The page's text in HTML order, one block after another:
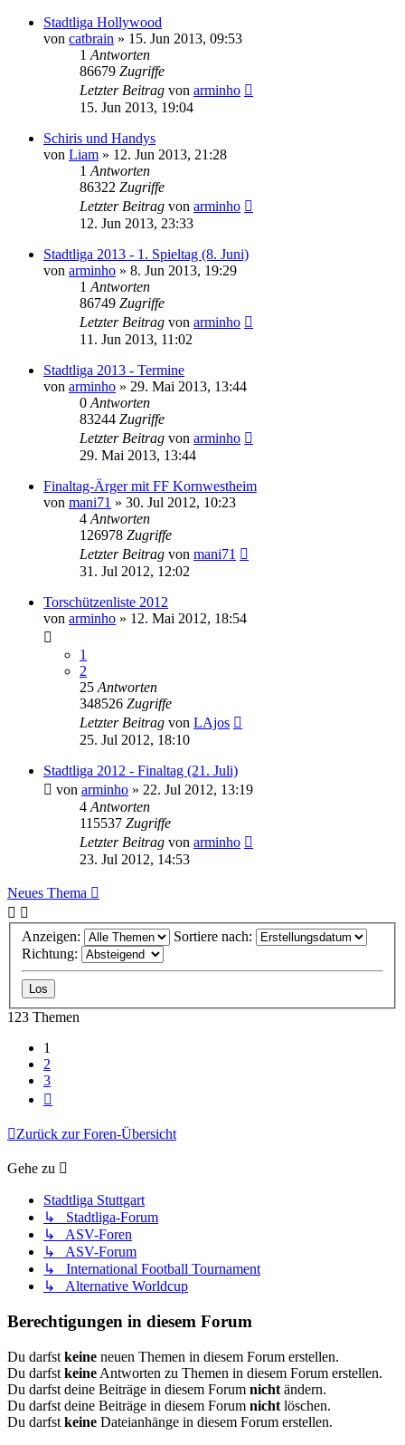
Stadtliga Hollywood
von catbrain » 15. Jun 2013, 09:53
1 Antworten
86679 Zugriffe
Letzter Beitrag von arminho
15. Jun 2013, 19:04
Schiris und Handys
von Liam » 12. Jun 2013, 21:28
1 Antworten
86322 Zugriffe
Letzter Beitrag von arminho
12. Jun 2013, 23:33
Stadtliga 2013 - 1. Spieltag (8. Juni)
von arminho » 8. Jun 2013, 19:29
1 Antworten
86749 Zugriffe
Letzter Beitrag von arminho
11. Jun 2013, 11:02
Stadtliga 2013 - Termine
von arminho » 29. Mai 2013, 13:44
0 Antworten
83244 Zugriffe
Letzter Beitrag von arminho
29. Mai 2013, 13:44
Finaltag-Ärger mit FF Kornwestheim
von mani71 » 30. Jul 2012, 10:23
4 Antworten
126978 Zugriffe
Letzter Beitrag von mani71
31. Jul 2012, 12:02
Torschützenliste 2012
von arminho » 12. Mai 2012, 18:54
1
2
25 Antworten
348526 Zugriffe
Letzter Beitrag von LAjos
25. Jul 2012, 18:10
Stadtliga 2012 - Finaltag (21. Juli)
von arminho » 22. Jul 2012, 13:19
4 Antworten
115537 Zugriffe
Letzter Beitrag von arminho
23. Jul 2012, 14:53
Neues Thema
Anzeigen:
Sortiere nach:
Richtung:
123 Themen
1
2
3
Zurück zur Foren-Übersicht
Gehe zu
Stadtliga Stuttgart
↳ Stadtliga-Forum
↳ ASV-Foren
↳ ASV-Forum
↳ International Football Tournament
↳ Alternative Worldcup
Berechtigungen in diesem Forum
Du darfst keine neuen Themen in diesem Forum erstellen.
Du darfst keine Antworten zu Themen in diesem Forum erstellen.
Du darfst deine Beiträge in diesem Forum nicht ändern.
Du darfst deine Beiträge in diesem Forum nicht löschen.
Du darfst keine Dateianhänge in diesem Forum erstellen.